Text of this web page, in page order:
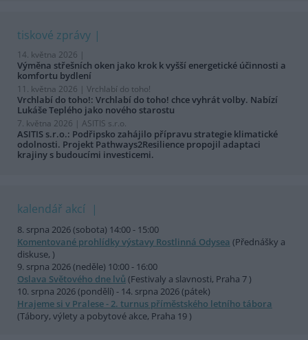
tiskové zprávy
14. května 2026 |
Výměna střešních oken jako krok k vyšší energetické účinnosti a
komfortu bydlení
11. května 2026 | Vrchlabí do toho!
Vrchlabí do toho!: Vrchlabí do toho! chce vyhrát volby. Nabízí
Lukáše Teplého jako nového starostu
7. května 2026 | ASITIS s.r.o.
ASITIS s.r.o.: Podřipsko zahájilo přípravu strategie klimatické
odolnosti. Projekt Pathways2Resilience propojil adaptaci
krajiny s budoucími investicemi.
kalendář akcí
8. srpna 2026 (sobota) 14:00 - 15:00
Komentované prohlídky výstavy Rostlinná Odysea (Přednášky a
diskuse, )
9. srpna 2026 (neděle) 10:00 - 16:00
Oslava Světového dne lvů (Festivaly a slavnosti, Praha 7 )
10. srpna 2026 (pondělí) - 14. srpna 2026 (pátek)
Hrajeme si v Pralese - 2. turnus příměstského letního tábora
(Tábory, výlety a pobytové akce, Praha 19 )